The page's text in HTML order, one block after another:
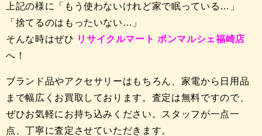
上記の様に「もう使わないけれど家で眠っている…」
「捨てるのはもったいない…」
そんな時はぜひ リサイクルマート ボンマルシェ福崎店
へ！
ブランド品やアクセサリーはもちろん、家電から日用品
まで幅広くお買取しております。査定は無料ですので、
ぜひお気軽にお持ち込みください。スタッフが一点一
点、丁寧に査定させていただきます。